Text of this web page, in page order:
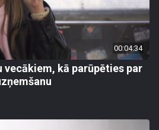
00:04:34
kā parūpēties par